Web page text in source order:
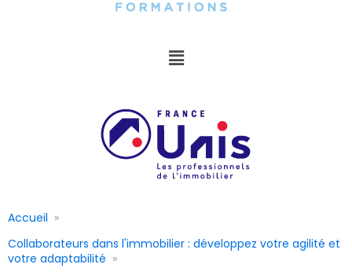
Accueil
Collaborateurs dans l'immobilier : développez votre agilité et
votre adaptabilité